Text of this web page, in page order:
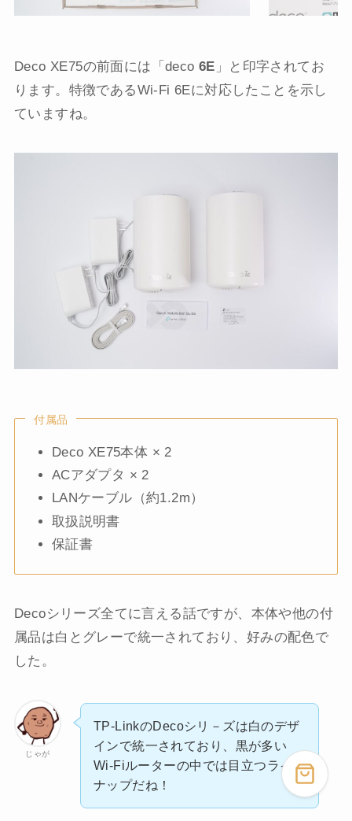
Deco XE75の前面には「deco 6E 」と印字されてお
ります。特徴であるWi-Fi 6Eに対応したことを示し
ていますね。
付属品
Deco XE75本体 × 2
ACアダプタ × 2
LANケーブル（約1.2m）
取扱説明書
保証書
Decoシリーズ全てに言える話ですが、本体や他の付
属品は白とグレーで統一されており、好みの配色で
した。
じゃが
TP-LinkのDecoシリ－ズは白のデザ
インで統一されており、黒が多い
Wi-Fiルーターの中では目立つライン
ナップだね！